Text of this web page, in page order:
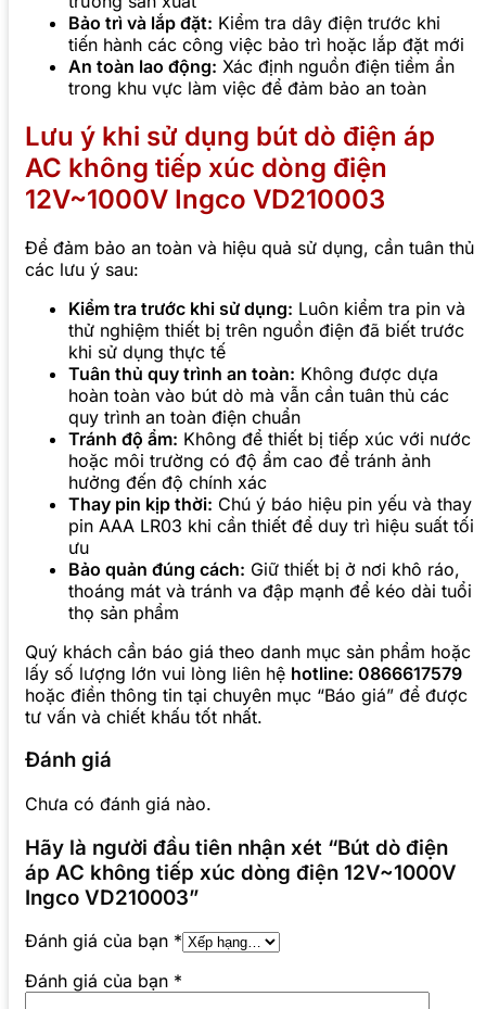
Bảo trì và lắp đặt: Kiểm tra dây điện trước khi
tiến hành các công việc bảo trì hoặc lắp đặt mới
An toàn lao động: Xác định nguồn điện tiềm ẩn
trong khu vực làm việc để đảm bảo an toàn
Lưu ý khi sử dụng bút dò điện áp
AC không tiếp xúc dòng điện
12V~1000V Ingco VD210003
Để đảm bảo an toàn và hiệu quả sử dụng, cần tuân thủ
các lưu ý sau:
Kiểm tra trước khi sử dụng: Luôn kiểm tra pin và
thử nghiệm thiết bị trên nguồn điện đã biết trước
khi sử dụng thực tế
Tuân thủ quy trình an toàn: Không được dựa
hoàn toàn vào bút dò mà vẫn cần tuân thủ các
quy trình an toàn điện chuẩn
Tránh độ ẩm: Không để thiết bị tiếp xúc với nước
hoặc môi trường có độ ẩm cao để tránh ảnh
hưởng đến độ chính xác
Thay pin kịp thời: Chú ý báo hiệu pin yếu và thay
pin AAA LR03 khi cần thiết để duy trì hiệu suất tối
ưu
Bảo quản đúng cách: Giữ thiết bị ở nơi khô ráo,
thoáng mát và tránh va đập mạnh để kéo dài tuổi
thọ sản phẩm
Quý khách cần báo giá theo danh mục sản phẩm hoặc
lấy số lượng lớn vui lòng liên hệ hotline: 0866617579
hoặc điền thông tin tại chuyên mục “Báo giá” để được
tư vấn và chiết khấu tốt nhất.
Đánh giá
Chưa có đánh giá nào.
Hãy là người đầu tiên nhận xét “Bút dò điện
áp AC không tiếp xúc dòng điện 12V~1000V
Ingco VD210003”
Đánh giá của bạn *
Đánh giá của bạn *